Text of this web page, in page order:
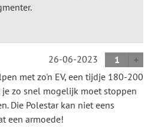
26-06-2023
1
met zo'n EV, een tijdje 180-200
zo snel mogelijk moet stoppen
Die Polestar kan niet eens
een armoede!